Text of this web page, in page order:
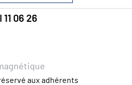
11 06 26
aux adhérents